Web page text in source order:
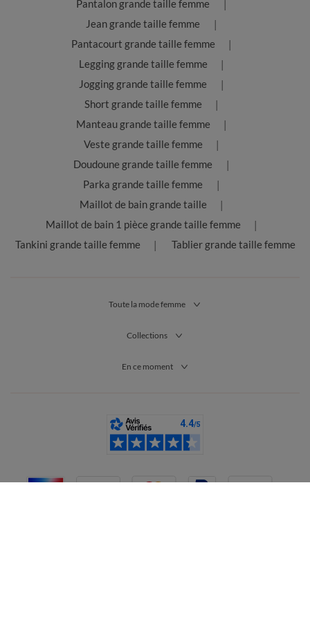
haut de maillot de bain grande taille uni et un bas fleuri ou
inversement. À l’heure ou le mix and match a le vent en poupe,
vous pouvez vous faire plaisir. Achetez vos deux maillots de
bain grande taille 2 pièces favoris et mélangez les styles. Le
à balconnets multicolore ou culotte taille haute fleurie :
n’attendez plus pour laisser parler vos envies.
Pantalon grande taille femme
Jean grande taille femme
Pantacourt grande taille femme
Legging grande taille femme
Jogging grande taille femme
Short grande taille femme
Manteau grande taille femme
Veste grande taille femme
Doudoune grande taille femme
Parka grande taille femme
Maillot de bain grande taille
Maillot de bain 1 pièce grande taille femme
Tankini grande taille femme
Tablier grande taille femme
Toute la mode femme
Collections
En ce moment